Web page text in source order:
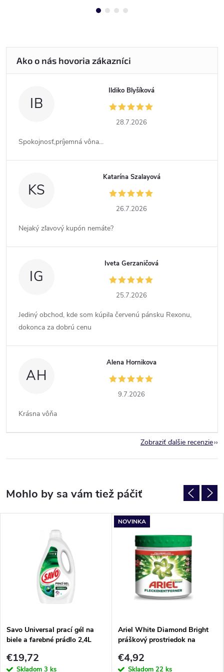
Savo Universal prací gél na
biele a farebné prádlo 2,4L
€19,72
Skladom 3 ks
NOVINKA
Ariel White Diamond Bright
práškový prostriedok na
€4,92
Skladom 22 ks
IB
Ildiko Blyšíková
28.7.2026
Spokojnosť,príjemná vôna...
KS
Katarína Szalayová
26.7.2026
Nejaký zľavový kupón nemáte?
IG
Iveta Gerzaničová
25.7.2026
Jediný obchod, kde som kúpila červenú pánsku Rexonu,
dokonca za dobrú cenu
AH
Alena Hornikova
9.7.2026
Krásna vôňa
Zobraziť ďalšie recenzie